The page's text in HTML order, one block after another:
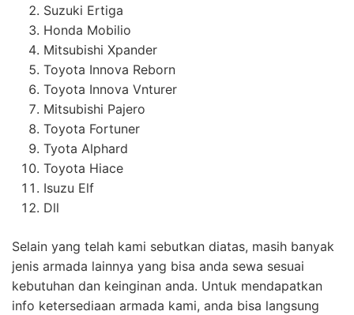
Suzuki Ertiga
Honda Mobilio
Mitsubishi Xpander
Toyota Innova Reborn
Toyota Innova Vnturer
Mitsubishi Pajero
Toyota Fortuner
Tyota Alphard
Toyota Hiace
Isuzu Elf
Dll
Selain yang telah kami sebutkan diatas, masih banyak
jenis armada lainnya yang bisa anda sewa sesuai
kebutuhan dan keinginan anda. Untuk mendapatkan
info ketersediaan armada kami, anda bisa langsung